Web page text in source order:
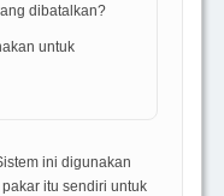
dibatalkan?
untuk
ini digunakan
itu sendiri untuk